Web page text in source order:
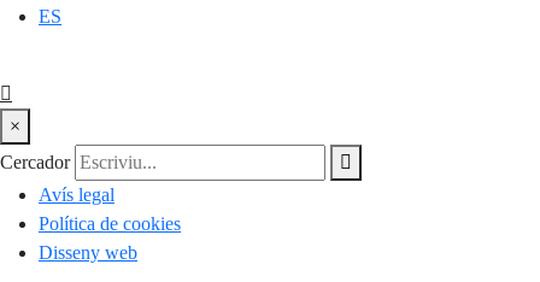
ES
×
Cercador
Avís legal
Política de cookies
Disseny web